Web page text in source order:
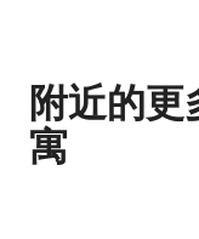
附近的
寓